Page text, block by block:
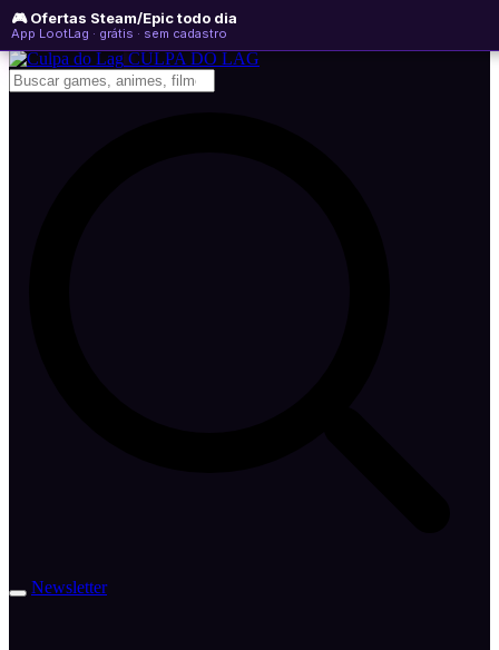
🎮 Ofertas Steam/Epic todo dia
App LootLag · grátis · sem cadastro
domingo, 09 de agosto de 2026 WhatsApp
Newsletter
CULPA DO LAG
Newsletter